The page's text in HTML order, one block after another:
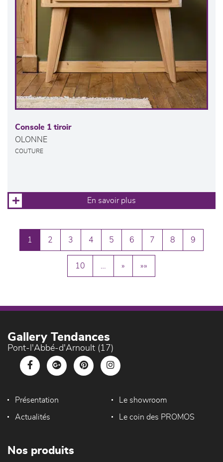
Console 1 tiroir
OLONNE
COUTURE
En savoir plus
1 2 3 4 5 6 7 8 9
10 » »»
Gallery Tendances
Pont-l'Abbé-d'Arnoult (17)
Présentation Le showroom
Actualités Le coin des PROMOS
Nos produits